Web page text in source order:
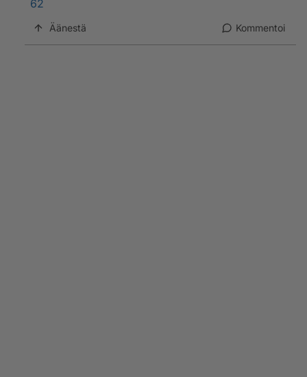
62
Äänestä Kommentoi